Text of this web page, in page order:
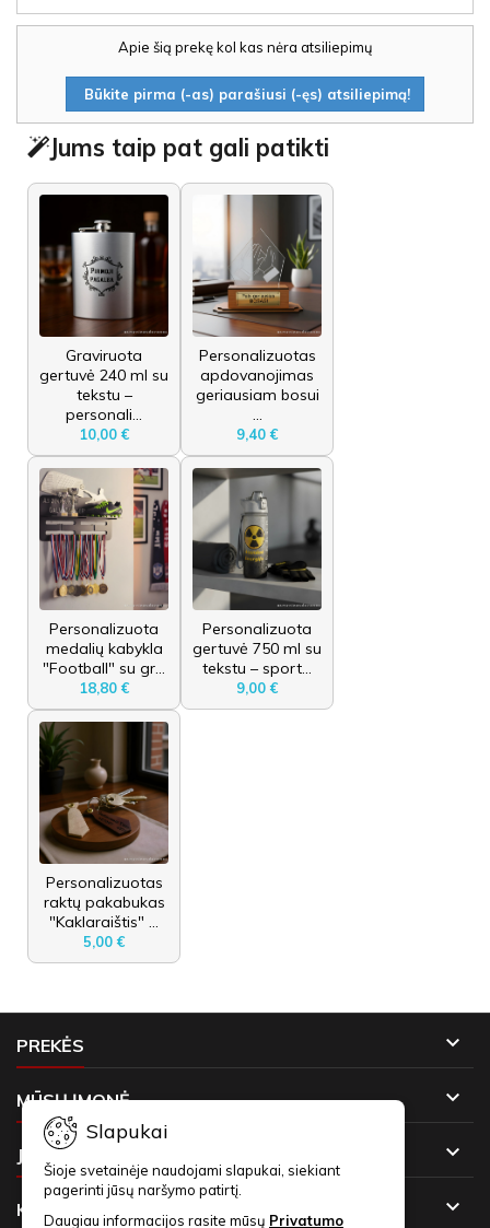
Apie šią prekę kol kas nėra atsiliepimų
Būkite pirma (-as) parašiusi (-ęs) atsiliepimą!
Jums taip pat gali patikti
Graviruota
gertuvė 240 ml su
tekstu –
personali...
10,00 €
Personalizuotas
apdovanojimas
geriausiam bosui
...
9,40 €
Personalizuota
medalių kabykla
"Football" su gr...
18,80 €
Personalizuota
gertuvė 750 ml su
tekstu – sport...
9,00 €
Personalizuotas
raktų pakabukas
"Kaklaraištis" ...
5,00 €
PREKĖS 
MŪSŲ ĮMONĖ 
JŪSŲ PASKYRA 
KONTAKTAI 
Slapukai
Šioje svetainėje naudojami slapukai, siekiant
pagerinti jūsų naršymo patirtį.
Daugiau informacijos rasite mūsų Privatumo